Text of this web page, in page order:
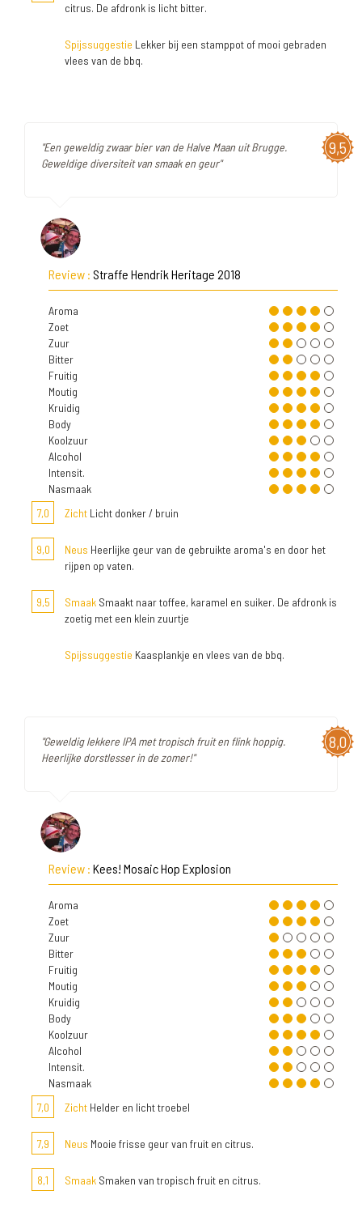
citrus. De afdronk is licht bitter.
Spijssuggestie Lekker bij een stamppot of mooi gebraden
vlees van de bbq.
9,5
"Een geweldig zwaar bier van de Halve Maan uit Brugge.
Geweldige diversiteit van smaak en geur"
Review : Straffe Hendrik Heritage 2018
Aroma
Zoet
Zuur
Bitter
Fruitig
Moutig
Kruidig
Body
Koolzuur
Alcohol
Intensit.
Nasmaak
7,0
Zicht Licht donker / bruin
9,0 Neus Heerlijke geur van de gebruikte aroma's en door het
rijpen op vaten.
9,5 Smaak Smaakt naar toffee, karamel en suiker. De afdronk is
zoetig met een klein zuurtje
Spijssuggestie Kaasplankje en vlees van de bbq.
8,0
"Geweldig lekkere IPA met tropisch fruit en flink hoppig.
Heerlijke dorstlesser in de zomer!"
Review : Kees! Mosaic Hop Explosion
Aroma
Zoet
Zuur
Bitter
Fruitig
Moutig
Kruidig
Body
Koolzuur
Alcohol
Intensit.
Nasmaak
7,0
Zicht Helder en licht troebel
7,9 Neus Mooie frisse geur van fruit en citrus.
8,1 Smaak Smaken van tropisch fruit en citrus.